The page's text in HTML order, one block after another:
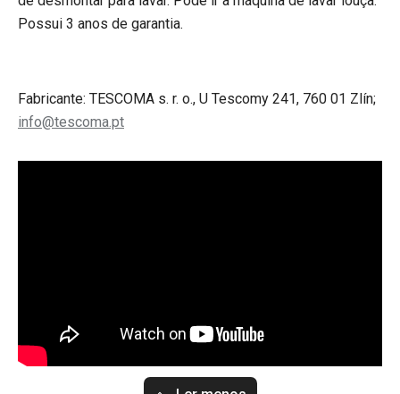
Possui 3 anos de garantia.
Fabricante: TESCOMA s. r. o., U Tescomy 241, 760 01 Zlín;
info@tescoma.pt